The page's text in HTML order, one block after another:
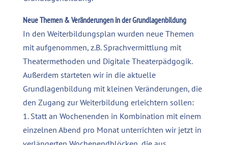
Neue Themen & Veränderungen in der Grundlagenbildung
In den Weiterbildungsplan wurden neue Themen
mit aufgenommen, z.B. Sprachvermittlung mit
Theatermethoden und Digitale Theaterpädgogik.
Außerdem starteten wir in die aktuelle
Grundlagenbildung mit kleinen Veränderungen, die
den Zugang zur Weiterbildung erleichtern sollen:
1. Statt an Wochenenden in Kombination mit einem
einzelnen Abend pro Monat unterrichten wir jetzt in